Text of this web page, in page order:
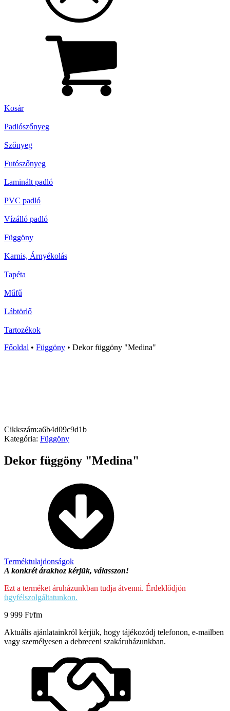
Kosár
Padlószőnyeg
Szőnyeg
Futószőnyeg
Laminált padló
PVC padló
Vízálló padló
Függöny
Karnis, Árnyékolás
Tapéta
Műfű
Lábtörlő
Tartozékok
Főoldal • Függöny • Dekor függöny "Medina"
Cikkszám:a6b4d09c9d1b
Kategória: Függöny
Dekor függöny "Medina"
Terméktulajdonságok
A konkrét árakhoz kérjük, válasszon!
Ezt a terméket áruházunkban tudja átvenni. Érdeklődjön
ügyfélszolgáltatunkon.
9 999 Ft/fm
Aktuális ajánlatainkról kérjük, hogy tájékozódj telefonon, e-mailben
vagy személyesen a debreceni szakáruházunkban.